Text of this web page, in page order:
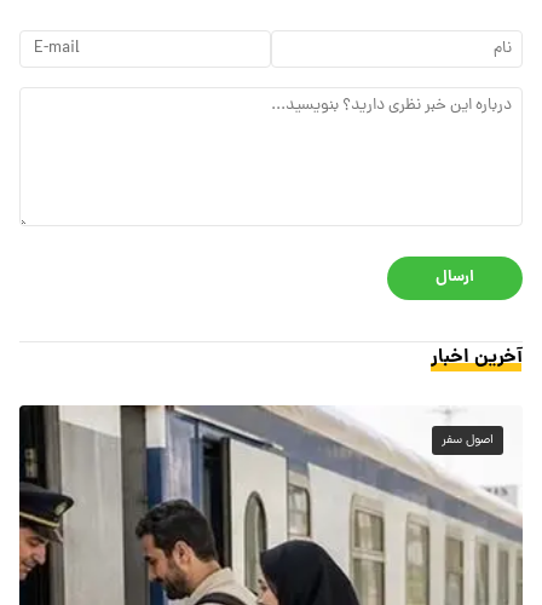
ارسال
آخرین اخبار
اصول سفر